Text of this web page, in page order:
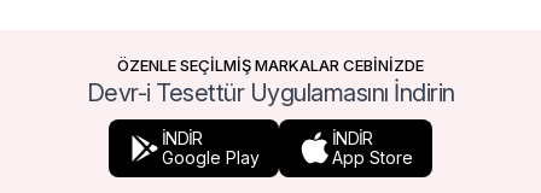
ÖZENLE SEÇİLMİŞ MARKALAR CEBİNİZDE
Devr-i Tesettür Uygulamasını İndirin
İNDİR
Google Play
İNDİR
App Store